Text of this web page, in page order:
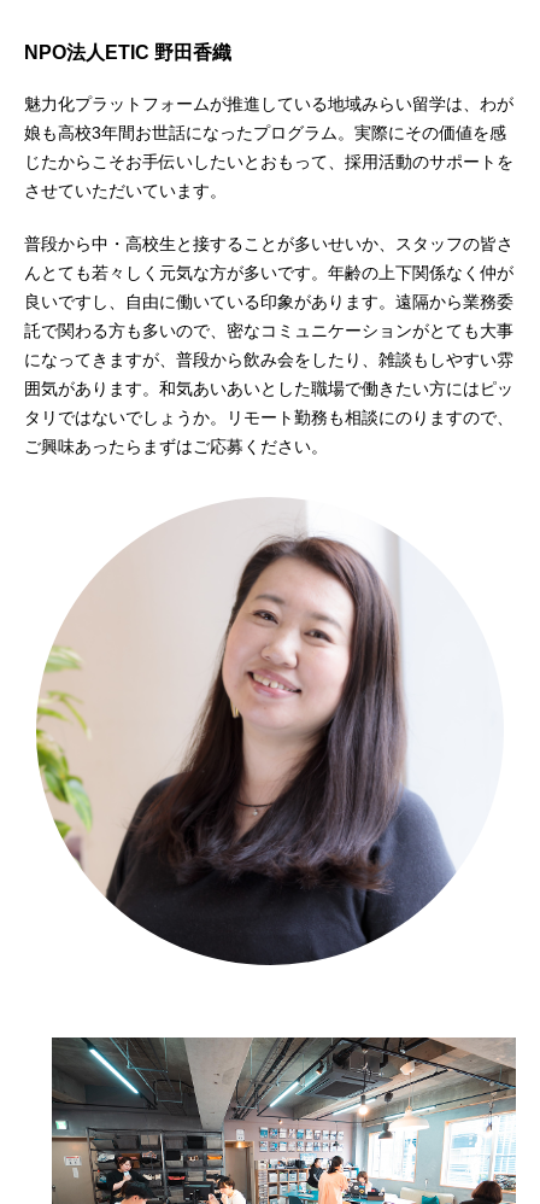
NPO法人ETIC 野田香織
魅力化プラットフォームが推進している地域みらい留学は、わが
娘も高校3年間お世話になったプログラム。実際にその価値を感
じたからこそお手伝いしたいとおもって、採用活動のサポートを
させていただいています。
普段から中・高校生と接することが多いせいか、スタッフの皆さ
んとても若々しく元気な方が多いです。年齢の上下関係なく仲が
良いですし、自由に働いている印象があります。遠隔から業務委
託で関わる方も多いので、密なコミュニケーションがとても大事
になってきますが、普段から飲み会をしたり、雑談もしやすい雰
囲気があります。和気あいあいとした職場で働きたい方にはピッ
タリではないでしょうか。リモート勤務も相談にのりますので、
ご興味あったらまずはご応募ください。